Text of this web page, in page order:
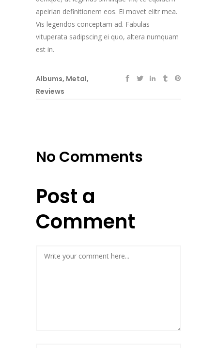
apeirian definitionem eos. Ei movet elitr mea.
Vis legendos conceptam ad. Fabulas
vituperata sadipscing ei quo, altera numquam
est in.
Albums, Metal,
Reviews
No Comments
Post a
Comment